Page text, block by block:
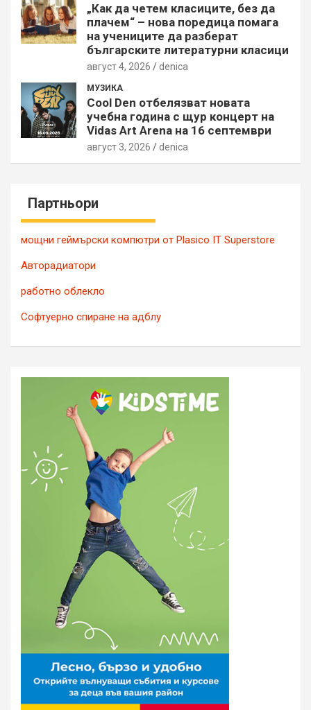
„Как да четем класиците, без да
плачем“ – нова поредица помага
на учениците да разберат
българските литературни класици
август 4, 2026 denica
МУЗИКА
Cool Den отбелязват новата
учебна година с щур концерт на
Vidas Art Arena на 16 септември
август 3, 2026 denica
Партньори
мощни геймърски компютри от Plasico IT Superstore
Авторадиатори
работно облекло
Софтуерно спиране на адблу